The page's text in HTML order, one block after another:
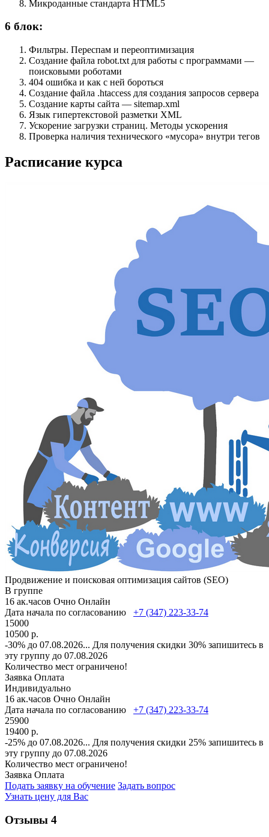
Микроданные стандарта HTML5
6 блок:
Фильтры. Переспам и переоптимизация
Создание файла robot.txt для работы с программами —
поисковыми роботами
404 ошибка и как с ней бороться
Создание файла .htaccess для создания запросов сервера
Создание карты сайта — sitemap.xml
Язык гипертекстовой разметки XML
Ускорение загрузки страниц. Методы ускорения
Проверка наличия технического «мусора» внутри тегов
Расписание курса
Продвижение и поисковая оптимизация сайтов (SEO)
В группе
16 ак.часов Очно Онлайн
Дата начала по согласованию +7 (347) 223-33-74
15000
10500 р.
-30% до 07.08.2026... Для получения скидки 30% запишитесь в
эту группу до 07.08.2026
Количество мест ограничено!
Заявка Оплата
Индивидуально
16 ак.часов Очно Онлайн
Дата начала по согласованию +7 (347) 223-33-74
25900
19400 р.
-25% до 07.08.2026... Для получения скидки 25% запишитесь в
эту группу до 07.08.2026
Количество мест ограничено!
Заявка Оплата
Подать заявку на обучение Задать вопрос
Узнать цену для Вас
Отзывы 4